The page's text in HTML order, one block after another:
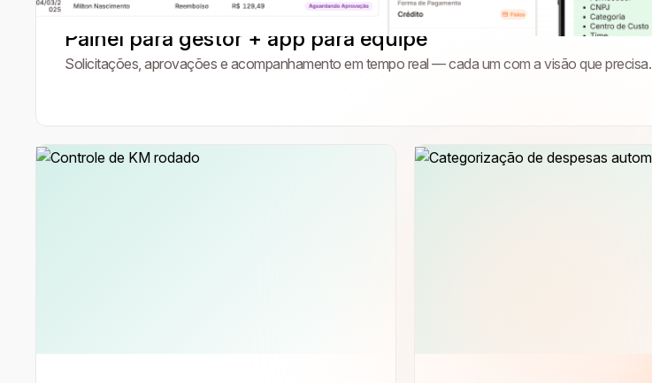
Painel para gestor + app para equipe
Solicitações, aprovações e acompanhamento em tempo real — cada um com a visão que precisa.